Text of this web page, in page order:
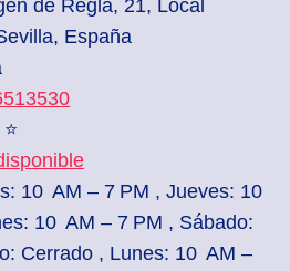
de Regla, 21, Local
España
10 AM – 7 PM , Jueves: 10
10 AM – 7 PM , Sábado:
Cerrado , Lunes: 10 AM –